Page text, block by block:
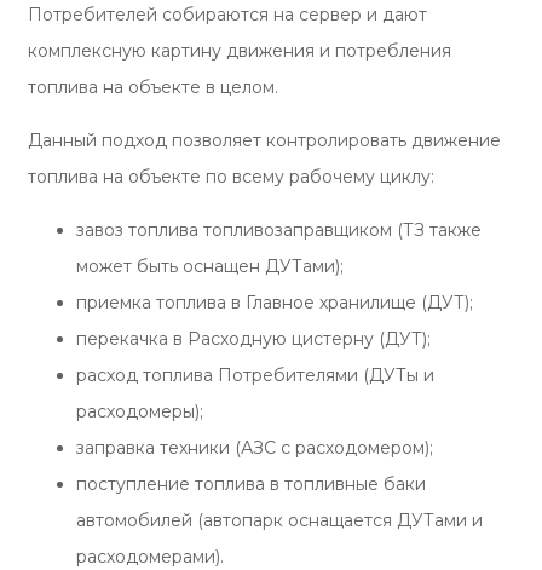
Потребителей собираются на сервер и дают
комплексную картину движения и потребления
топлива на объекте в целом.
Данный подход позволяет контролировать движение
топлива на объекте по всему рабочему циклу:
завоз топлива топливозаправщиком (ТЗ также
может быть оснащен ДУТами);
приемка топлива в Главное хранилище (ДУТ);
перекачка в Расходную цистерну (ДУТ);
расход топлива Потребителями (ДУТы и
расходомеры);
заправка техники (АЗС с расходомером);
поступление топлива в топливные баки
автомобилей (автопарк оснащается ДУТами и
расходомерами).